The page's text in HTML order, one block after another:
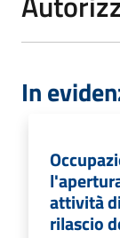
In
attività
rilascio